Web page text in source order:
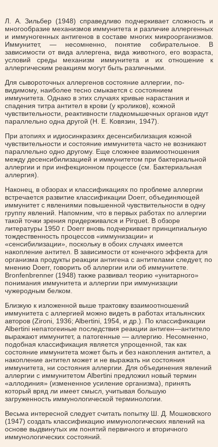
Л. А. Зильбер (1948) справедливо подчеркивает сложность и
многообразие механизмов иммунитета и различие аллергенных
и иммуногенных антигенов в составе многих микроорганизмов.
Иммунитет, — несомненно, понятие собирательное. В
зависимости от вида аллергена, вида животного, его возраста,
условий среды механизм иммунитета и их отношение к
аллергическим реакциям могут быть различными.
Для сывороточных аллергенов состояние аллергии, по-
видимому, наиболее тесно смыкается с состоянием
иммунитета. Однако в этих случаях кривые нарастания и
спадения титра антител в крови (у кроликов), кожной
чувствительности, реактивности гладкомышечных органов идут
параллельно одна другой (Н. Е. Ковязин, 1947).
При атопиях и идиосинкразиях десенсибилизация кожной
чувствительности и состояние иммунитета часто не возникают
параллельно одно другому. Еще сложнее взаимоотношения
между десенсибилизацией и иммунитетом при бактериальной
аллергии и при инфекционном процессе (см. Бактериальная
аллергия).
Наконец, в обзорах и классификациях по проблеме аллергии
встречается развитие классификации Doerr, объединяющей
иммунитет с явлениями повышенной чувствительности в одну
группу явлений. Напомним, что в первых работах по аллергии
такой точки зрения придерживался и Pirquet. В обзоре
литературы 1950 г. Doerr вновь подчеркивает принципиальную
тождественность процессов «иммунизации» и
«сенсибилизации», поскольку в обоих случаях имеется
накопление антител. В зависимости от конечного эффекта для
организма продукты реакции антигена с антителами следует, по
мнению Doerr, говорить об аллергии или об иммунитете.
Bronfenbrenner (1948) также развивал теорию «унитарного»
понимания иммунитета и аллергии при иммунизации
чужеродным белком.
Близкую к изложенной выше трактовку взаимоотношений
иммунитета с аллергией можно видеть в работах итальянских
авторов (Zironi, 1936; Albertini, 1954, и др.). По классификации
Albertini непатогеиные последствия реакции антиген—антитело
выражают иммунитет, а патогенные — аллергию. Несомненно,
подобная классификация является упрощенной, так как
состояние иммунитета может быть и без накопления антител, а
накопление антител может и не выражать ни состояния
иммунитета, ни состояния аллергии. Для объединения явлений
аллергии с иммунитетом Albertini предложил новый термин
«аллодиния» (измененное усиление организма), принять
который вряд ли имеет смысл, учитывая большую
загруженность иммунологической терминологии.
Весьма интересной следует считать попытку Ш. Д. Мошковского
(1947) создать классификацию иммунологических явлений на
основе выдвинутых им понятий первичного и вторичного
иммунологических состояний.